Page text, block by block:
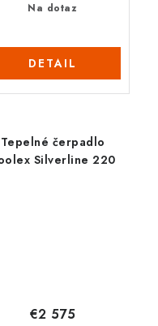
Na dotaz
DETAIL
Tepelné čerpadlo
Silverline 220
€2 575